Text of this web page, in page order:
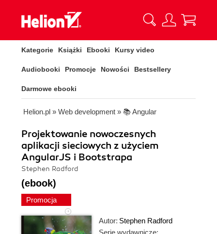
Kategorie Książki Ebooki Kursy video
Audiobooki Promocje Nowości Bestsellery
Darmowe ebooki
Helion.pl » Web development » 📚 Angular
Projektowanie nowoczesnych
aplikacji sieciowych z użyciem
AngularJS i Bootstrapa
Stephen Radford
(ebook)
Promocja
Autor: Stephen Radford
Serie wydawnicze: